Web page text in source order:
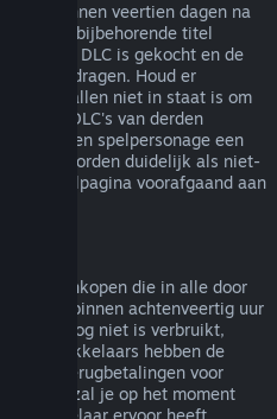
kan binnen veertien dagen na
de bijbehorende titel
sinds de DLC is gekocht en de
overgedragen. Houd er
gevallen niet in staat is om
aantal DLC's van derden
een spelpersonage een
worden duidelijk als niet-
de winkelpagina voorafgaand aan
voor aankopen die in alle door
binnen achtenveertig uur
spel nog niet is verbruikt,
ontwikkelaars hebben de
ook terugbetalingen voor
Steam zal je op het moment
ervoor heeft